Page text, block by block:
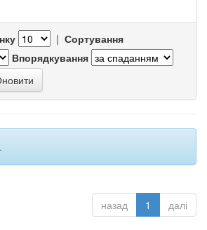
| Сортування
Впорядкування
назад 1 далі